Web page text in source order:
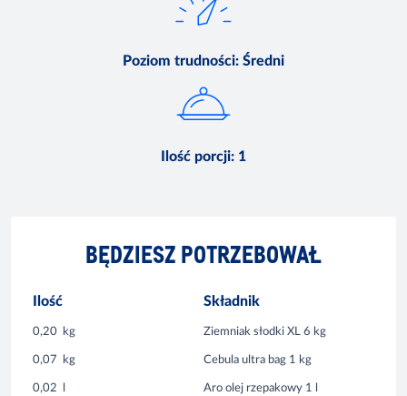
Poziom trudności: Średni
Ilość porcji: 1
BĘDZIESZ POTRZEBOWAŁ
Ilość Składnik
0,20 kg Ziemniak słodki XL 6 kg
0,07 kg Cebula ultra bag 1 kg
0,02 Aro olej rzepakowy 1 l